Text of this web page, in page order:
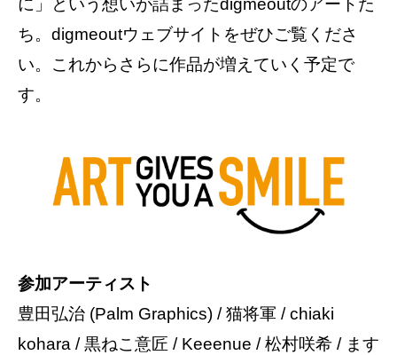
に」という想いが詰まったdigmeoutのアートた
ち。digmeoutウェブサイトをぜひご覧くださ
い。これからさらに作品が増えていく予定で
す。
参加アーティスト
豊田弘治 (Palm Graphics) / 猫将軍 / chiaki
kohara / 黒ねこ意匠 / Keeenue / 松村咲希 / ます